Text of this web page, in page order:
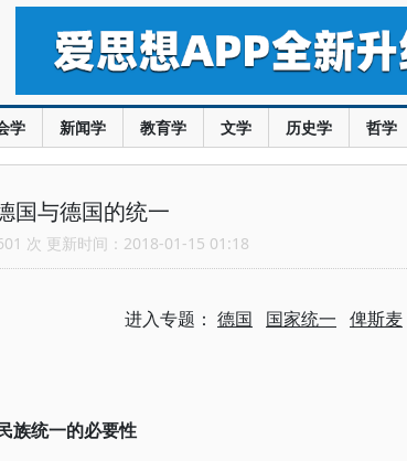
学 新闻学 教育学 文学 历史学 哲学
国与德国的统一
次 更新时间：2018-01-15 01:18
进入专题： 德国 国家统一 俾斯麦
族统一的必要性